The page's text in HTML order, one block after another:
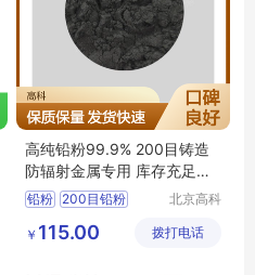
高纯铅粉99.9% 200目铸造
防辐射金属专用 库存充足发
货快
铅粉 200目铅粉
3N铅粉
北京高科
技有限公
￥ 115.00 拨打电话